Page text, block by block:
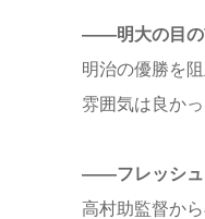
――明大の目の
明治の優勝を
雰囲気は良かっ
――フレッシュ
高村助監督か